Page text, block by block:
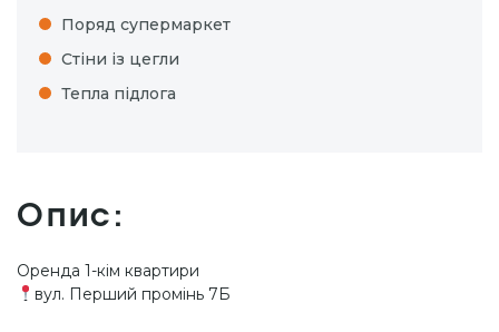
Поряд супермаркет
Стіни із цегли
Тепла підлога
Опис:
Оренда 1-кім квартири
вул. Перший промінь 7Б